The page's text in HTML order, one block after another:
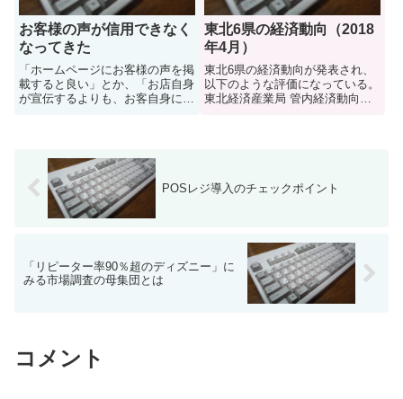
お客様の声が信用できなく
なってきた
「ホームページにお客様の声を掲
載すると良い」とか、「お店自身
が宣伝するよりも、お客自身によ
おりだし、そのようにお勧めする
こともある。しかし、最近、ど
う...
東北6県の経済動向（2018
年4月）
東北6県の経済動向が発表され、
以下のような評価になっている。
東北経済産業局 管内経済動向全
工：...
POSレジ導入のチェックポイント
「リピーター率90％超のディズニー」に
みる市場調査の母集団とは
コメント